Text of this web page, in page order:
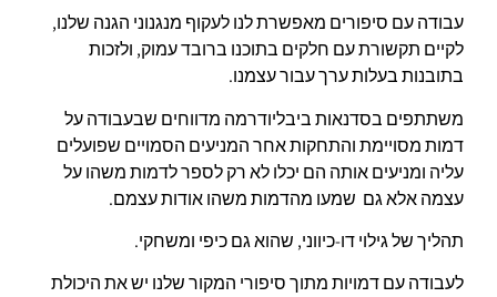
עבודה עם סיפורים מאפשרת לנו לעקוף מנגנוני הגנה שלנו,
לקיים תקשורת עם חלקים בתוכנו ברובד עמוק, ולזכות
בתובנות בעלות ערך עבור עצמנו.
משתתפים בסדנאות ביבליודרמה מדווחים שבעבודה על
דמות מסויימת והתחקות אחר המניעים הסמויים שפועלים
עליה ומניעים אותה הם יכלו לא רק לספר לדמות משהו על
עצמה אלא גם שמעו מהדמות משהו אודות עצמם.
תהליך של גילוי דו-כיווני, שהוא גם כיפי ומשחקי.
לעבודה עם דמויות מתוך סיפורי המקור שלנו יש את היכולת